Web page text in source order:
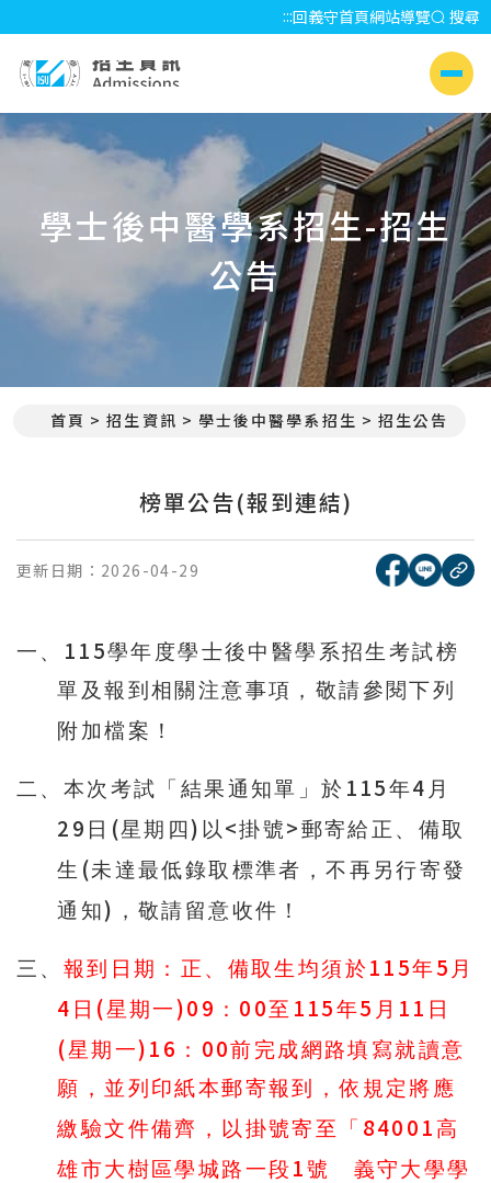
:::回義守首頁網站導覽 搜尋
側選單
學士後中醫學系招生-招生
公告
首頁 招生資訊 學士後中醫學系招生 招生公告
榜單公告(報到連結)
更新日期： 2026-04-29 [另開新
[另開
複
一、 115學年度學士後中醫學系招生考試榜
單及報到相關注意事項，敬請參閱下列
附加檔案！
二、本次考試「結果通知單」於 115年4 月
29 日 (星期四 ) 以 <掛號>郵寄給正、備取
生 (未達最低錄取標準者，不再另行寄發
通知) ，敬請留意收件！
三、 報到日期：正、備取生均須於115年5 月
4 日 (星期一)09 ： 00至 115年5 月 11 日
(星期一)16 ： 00前完成網路填寫就讀意
願 ，並列印紙本郵寄報到，依規定將應
繳驗文件備齊，以掛號寄至「 84001高
雄市大樹區學城路一段1號 義守大學學